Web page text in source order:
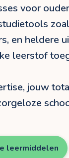
voor
en heldere
leerstof
jouw
leermiddelen